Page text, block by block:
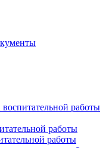
работы
работы
работы